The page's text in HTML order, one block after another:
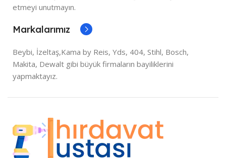
etmeyi unutmayın.
Markalarımız
Beybi, İzeltaş,Kama by Reis, Yds, 404, Stihl, Bosch,
Makita, Dewalt gibi büyük firmaların bayiliklerini
yapmaktayız.